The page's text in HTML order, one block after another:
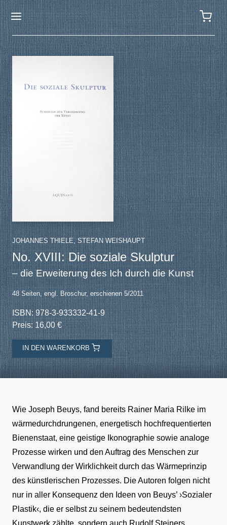
JOHANNES THIELE, STEFAN WEISHAUPT
No. XVIII: Die soziale Skulptur
– die Erweiterung des Ich durch die Kunst
48 Seiten, engl. Broschur, erschienen 5/2011
ISBN: 978-3-933332-41-9
Preis: 16,00 €
IN DEN WARENKORB
Wie Joseph Beuys, fand bereits Rainer Maria Rilke im
wärmedurchdrungenen, energetisch hochfrequentierten
Bienenstaat, eine geistige Ikonographie sowie analoge
Prozesse wirken und den Auftrag des Menschen zur
Verwandlung der Wirklichkeit durch das Wärmeprinzip
des künstlerischen Prozesses. Die Autoren folgen nicht
nur in aller Konsequenz den Ideen von Beuys’ ›Sozialer
Plastik‹, die er selbst zu seinem bedeutendsten